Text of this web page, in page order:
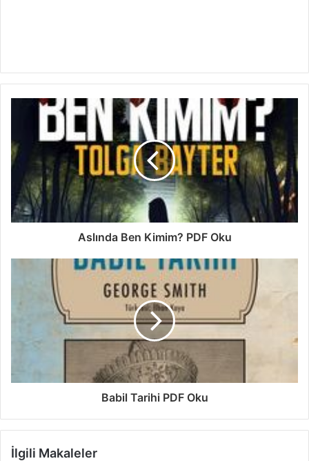
Aslında Ben Kimim? PDF Oku
Babil Tarihi PDF Oku
İlgili Makaleler